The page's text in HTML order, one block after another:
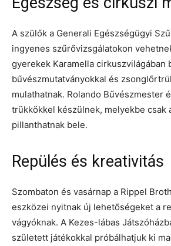
A szülők a Generali Egészségügyi
ingyenes szűrővizsgálatokon
gyerekek Karamella cirkuszvilágában
bűvészmutatványokkal és
mulathatnak. Rolando Bűvészmester
trükkökkel készülnek, melyekbe csak
pillanthatnak bele.
Repülés és kreativitás
Szombaton és vasárnap a Rippel
eszközei nyitnak új lehetőségeket a
vágyóknak. A Kezes-lábas
született játékokkal próbálhatjuk ki